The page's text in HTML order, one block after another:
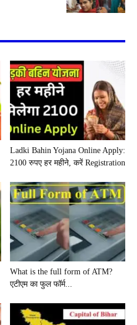
Ladki Bahin Yojana Online Apply:
2100 रुपए हर महीने, करें Registration
What is the full form of ATM?
एटीएम का फुल फॉर्म...